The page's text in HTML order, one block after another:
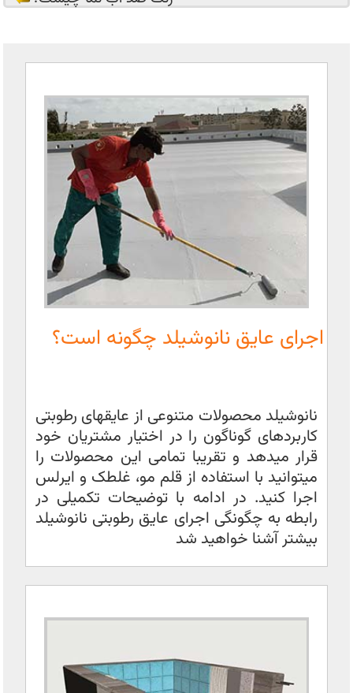
اجرای عایق نانوشیلد چگونه است؟
نانوشیلد محصولات متنوعی از عایقهای رطوبتی
کاربردهای گوناگون را در اختیار مشتریان خود
قرار میدهد و تقریبا تمامی این محصولات را
میتوانید با استفاده از قلم مو، غلطک و ایرلس
اجرا کنید. در ادامه با توضیحات تکمیلی در
رابطه به چگونگی اجرای عایق رطوبتی نانوشیلد
بیشتر آشنا خواهید شد